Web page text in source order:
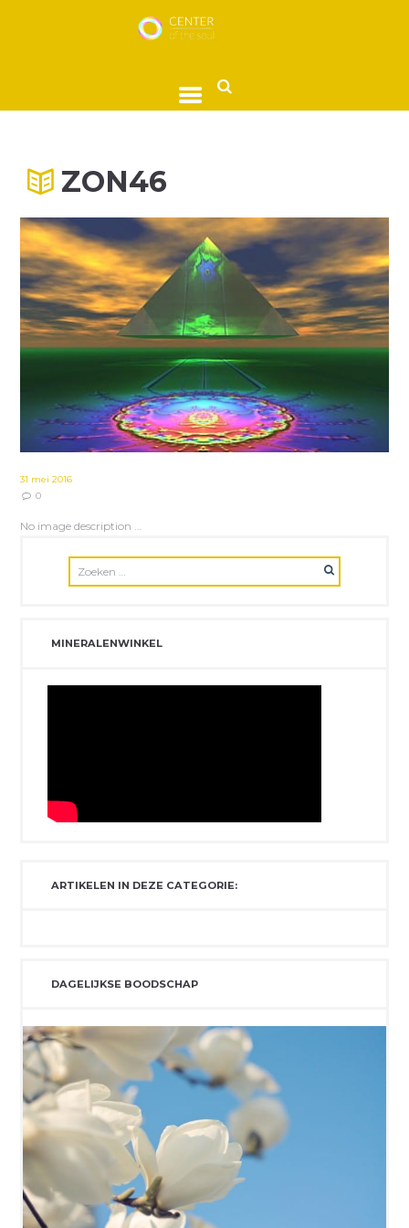
ZON46
31 mei 2016
0
No image description ...
MINERALENWINKEL
ARTIKELEN IN DEZE CATEGORIE:
DAGELIJKSE BOODSCHAP